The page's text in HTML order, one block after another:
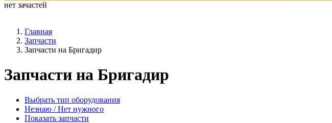
нет зачастей
Главная
Запчасти
Запчасти на Бригадир
Запчасти на Бригадир
Выбрать тип оборудования
Незнаю / Нет нужного
Показать запчасти